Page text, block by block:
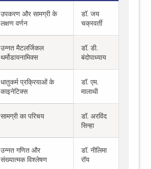
उपकरण और सामग्री के
लक्षण वर्णन
डॉ. जय
चक्रवर्ती
उन्नत मैटलर्जिकल
थर्मोडायनामिक्स
डॉ. डी.
बंदोपाध्याय
धातुकर्म प्रक्रियाओं के
काइनेटिक्स
डॉ. एम.
मालाथी
सामग्री का परिचय
डॉ. अरविंद
सिन्हा
उन्नत गणित और
संख्यात्मक विश्लेषण
डॉ. नीलिमा
रॉय